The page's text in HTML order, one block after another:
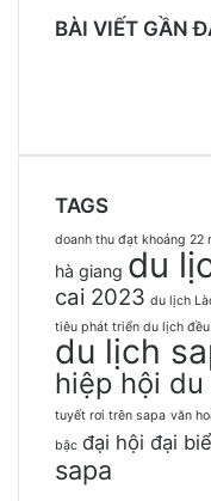
BÀI VIẾT GẦN
TAGS
doanh thu đạt khoảng 22
hà giang du
cai 2023 du lịch
tiêu phát triển du lịch
du lịch
hiệp hội
tuyết rơi trên sapa văn
bậc đại hội đại
sapa